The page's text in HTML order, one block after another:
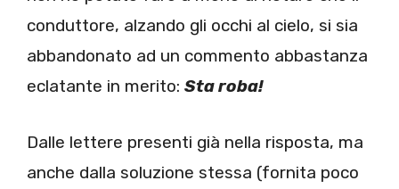
conduttore, alzando gli occhi al cielo, si sia
abbandonato ad un commento abbastanza
eclatante in merito: Sta roba!
Dalle lettere presenti già nella risposta, ma
anche dalla soluzione stessa (fornita poco